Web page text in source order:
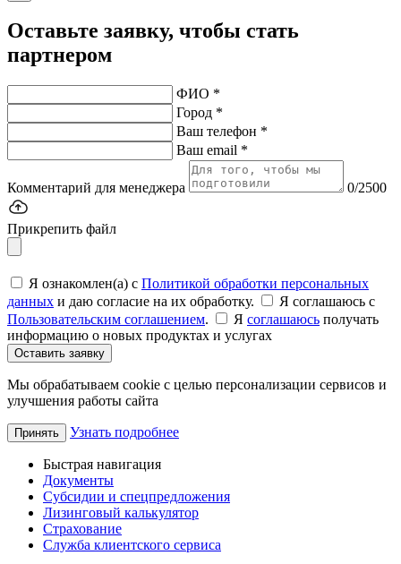
Оставьте заявку, чтобы стать
партнером
ФИО *
Город *
Ваш телефон *
Ваш email *
Комментарий для менеджера 0/2500
Прикрепить файл
Я ознакомлен(а) с Политикой обработки персональных
данных и даю согласие на их обработку.
Я соглашаюсь c
Пользовательским соглашением. Я соглашаюсь получать
информацию о новых продуктах и услугах
Оставить заявку
Мы обрабатываем cookie с целью персонализации сервисов и
улучшения работы сайта
Принять Узнать подробнее
Быстрая навигация
Документы
Субсидии и спецпредложения
Лизинговый калькулятор
Страхование
Служба клиентского сервиса